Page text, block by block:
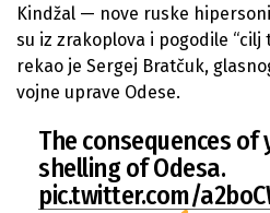
Kindžal — nove ruske
su iz zrakoplova i pogodile
rekao je Sergej Bratčuk,
vojne uprave Odese.
The consequences of
shelling of Odesa.
pic.twitter.com/